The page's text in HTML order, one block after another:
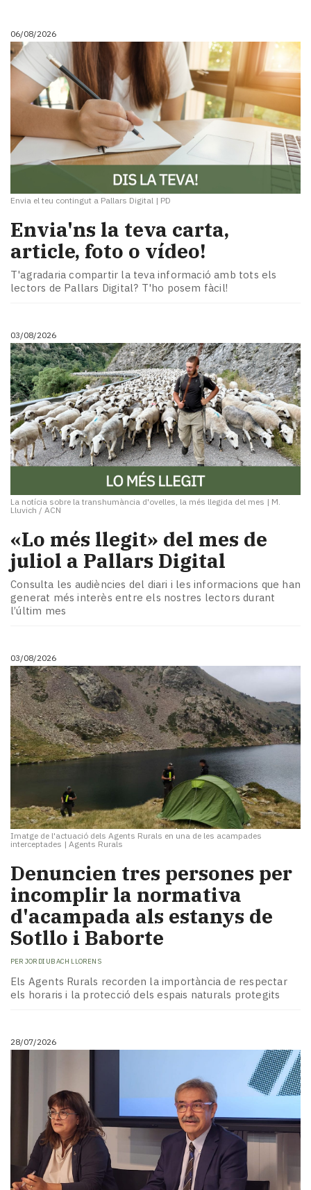
Cultura
Esports
Mai
tant!
TV
mitjans
Entrevistes
Enquestes
A
escena!
la
La
newsletter
del
Pallars
Contingut
patrocinat
Lo
més
llegit...
06/08/2026
Envia el teu contingut a Pallars Digital | PD
Envia'ns la teva carta,
article, foto o vídeo!
T'agradaria compartir la teva informació amb tots els
lectors de Pallars Digital? T'ho posem fàcil!
03/08/2026
La notícia sobre la transhumància d'ovelles, la més llegida del mes | M.
Lluvich / ACN
«Lo més llegit» del mes de
juliol a Pallars Digital
Consulta les audiències del diari i les informacions que han
generat més interès entre els nostres lectors durant
l’últim mes
03/08/2026
Imatge de l'actuació dels Agents Rurals en una de les acampades
interceptades | Agents Rurals
Denuncien tres persones per
incomplir la normativa
d'acampada als estanys de
Sotllo i Baborte
PER JORDI UBACH LLORENS
Els Agents Rurals recorden la importància de respectar
els horaris i la protecció dels espais naturals protegits
28/07/2026